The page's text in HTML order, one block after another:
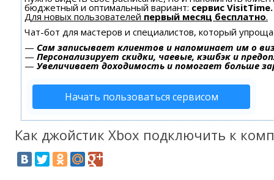
бюджетный и оптимальный вариант: сервис VisitTime.
Для новых пользователей первый месяц бесплатно.
Чат-бот для мастеров и специалистов, который
— Сам записывает клиентов и напоминает им о
— Персонализирует скидки, чаевые, кэшбэк и
— Увеличивает доходимость и помогает больше
Начать пользоваться сервисом
Как джойстик Xbox подключить к